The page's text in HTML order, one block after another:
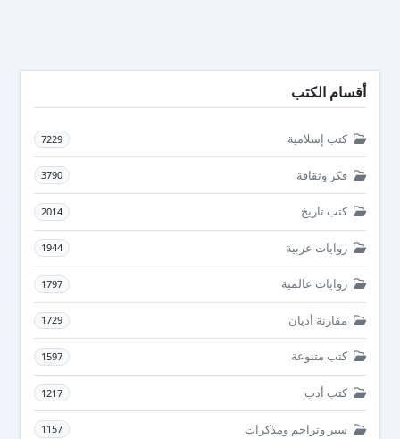
أقسام الكتب
كتب إسلامية 7229
فكر وثقافة 3790
كتب تاريخ 2014
روايات عربية 1944
روايات عالمية 1797
مقارنة أديان 1729
كتب متنوعة 1597
كتب أدب 1217
سير وتراجم ومذكرات 1157